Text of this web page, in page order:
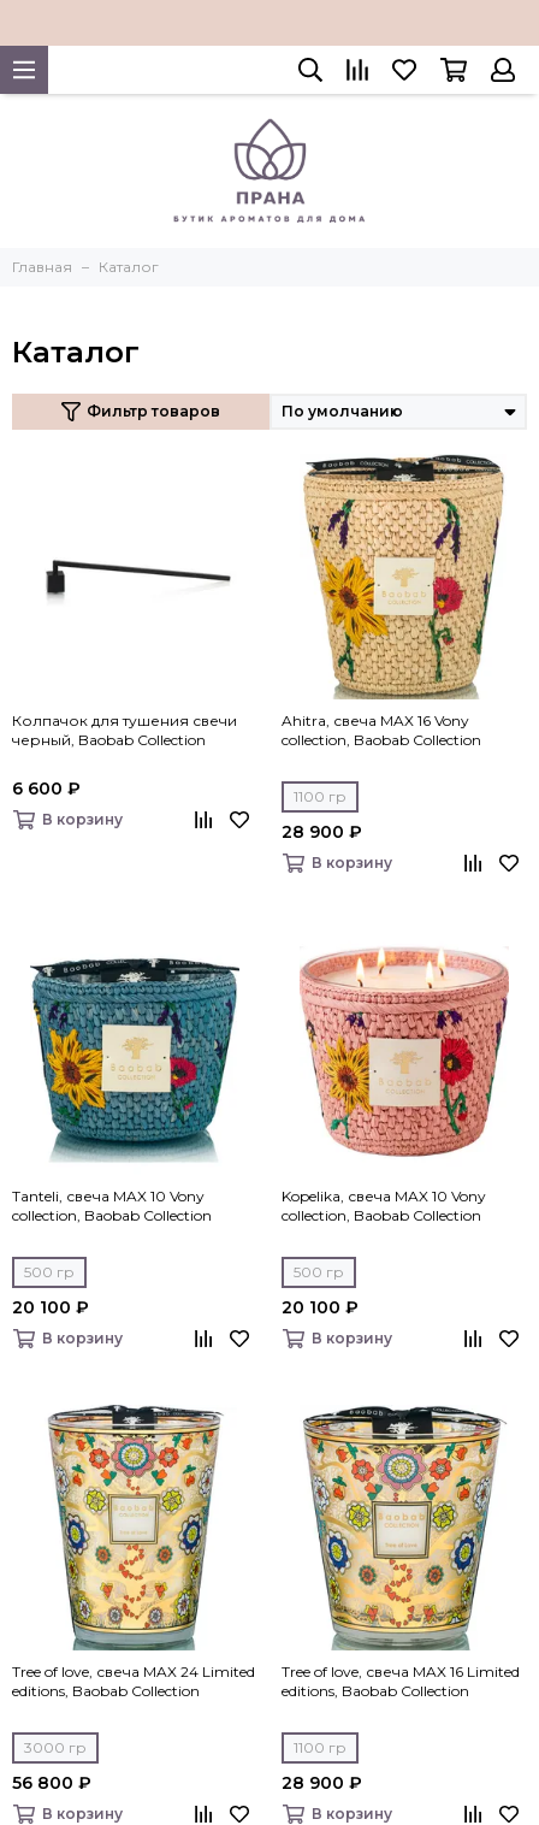
Главная Каталог
Каталог
Фильтр товаров
Колпачок для тушения свечи
черный, Baobab Collection
6 600 ₽
В корзину
Ahitra, свеча MAX 16 Vony
collection, Baobab Collection
1100 гр
28 900 ₽
В корзину
Tanteli, свеча MAX 10 Vony
collection, Baobab Collection
500 гр
20 100 ₽
В корзину
Kopelika, свеча MAX 10 Vony
collection, Baobab Collection
500 гр
20 100 ₽
В корзину
Tree of love, свеча MAX 24 Limited
editions, Baobab Collection
3000 гр
56 800 ₽
В корзину
Tree of love, свеча MAX 16 Limited
editions, Baobab Collection
1100 гр
28 900 ₽
В корзину